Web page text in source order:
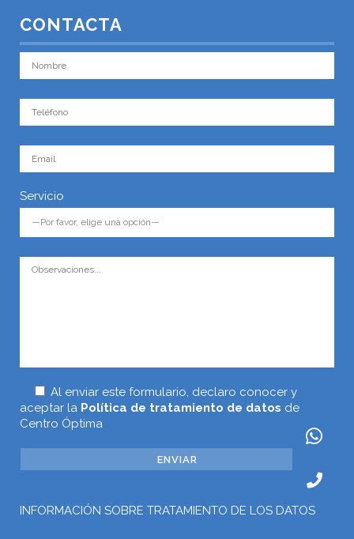
CONTACTA
Servicio
Al enviar este formulario, declaro conocer y
aceptar la Política de tratamiento de datos de
Centro Óptima
INFORMACIÓN SOBRE TRATAMIENTO DE LOS DATOS